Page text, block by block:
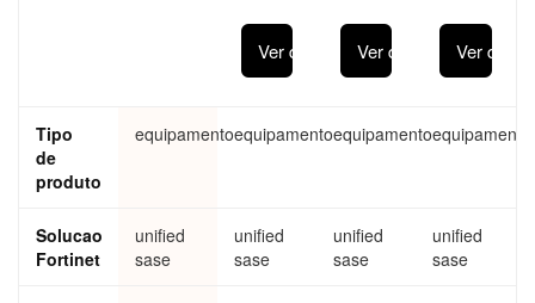
Ver detalhes
and
FortiA
DC
Securi
Ver detalhes
and
FortiA
DC
Securi
Ver
Tipo
de
produto
equipamentoequipamentoequipamentoequipamento
Solucao
Fortinet
unified
sase
unified
sase
unified
sase
unified
sase